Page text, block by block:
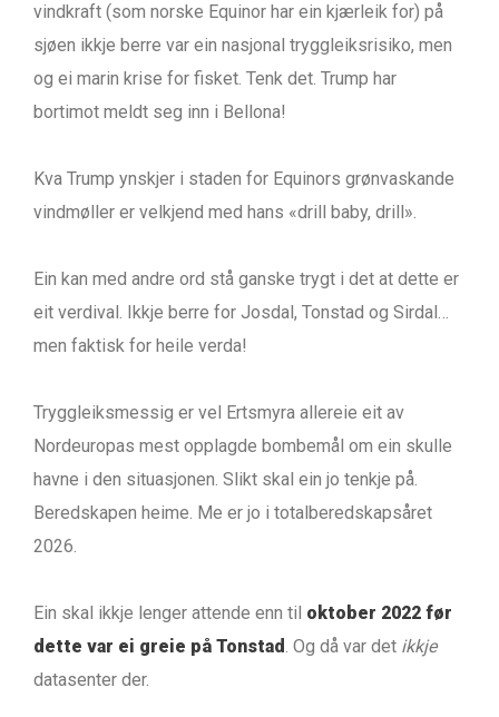
vindkraft (som norske Equinor har ein kjærleik for) på
sjøen ikkje berre var ein nasjonal tryggleiksrisiko, men
og ei marin krise for fisket. Tenk det. Trump har
bortimot meldt seg inn i Bellona!
Kva Trump ynskjer i staden for Equinors grønvaskande
vindmøller er velkjend med hans «drill baby, drill».
Ein kan med andre ord stå ganske trygt i det at dette er
eit verdival. Ikkje berre for Josdal, Tonstad og Sirdal…
men faktisk for heile verda!
Tryggleiksmessig er vel Ertsmyra allereie eit av
Nordeuropas mest opplagde bombemål om ein skulle
havne i den situasjonen. Slikt skal ein jo tenkje på.
Beredskapen heime. Me er jo i totalberedskapsåret
2026.
Ein skal ikkje lenger attende enn til oktober 2022 før
dette var ei greie på Tonstad. Og då var det ikkje
datasenter der.